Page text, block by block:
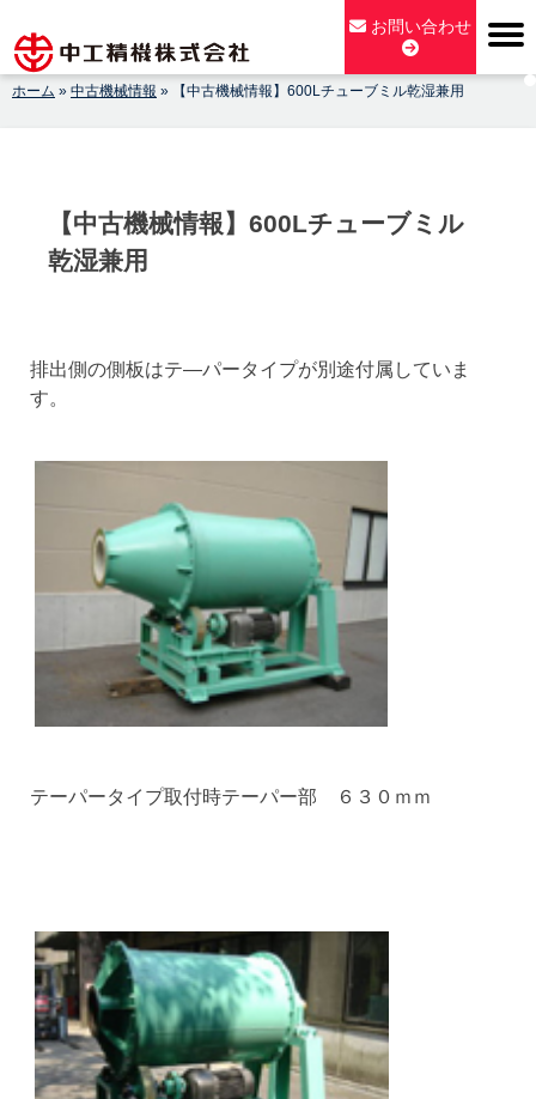
content
お問い合わせ
ホーム » 中古機械情報 » 【中古機械情報】600Lチューブミル乾湿兼用
【中古機械情報】600Lチューブミル
乾湿兼用
排出側の側板はテ―パータイプが別途付属していま
す。
テーパータイプ取付時テーパー部 ６３０ｍｍ